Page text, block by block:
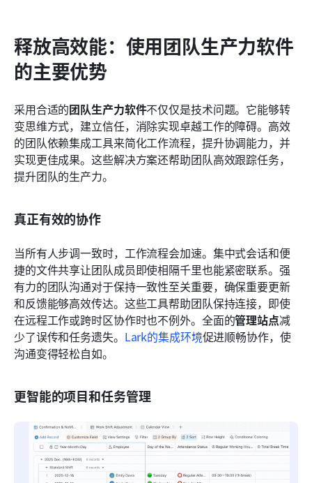
释放高效能：使用团队生产力软件
的主要优势
采用合适的团队生产力软件不仅仅是技术问题。它能够转
变思维方式，建立信任，消除实现卓越工作的障碍。高效
的团队依赖集成工具来简化工作流程，提升协调能力，并
实现更佳成果。这些解决方案还帮助团队高效跟踪任务，
提升团队的生产力。
真正有效的协作
当所有人步调一致时，工作流程会加速。集中式会话和便
捷的文件共享让团队成员即使相隔千里也能紧密联系。强
有力的团队沟通对于保持一致性至关重要，确保重要更新
和反馈能够高效传达。这些工具帮助团队保持连接，即使
在远程工作或跨时区协作时也不例外。全面的管理站点减
少了误传和任务遗失。 Lark的集成环境促进顺畅协作，使
沟通变得轻松自如。
更智能的项目和任务管理